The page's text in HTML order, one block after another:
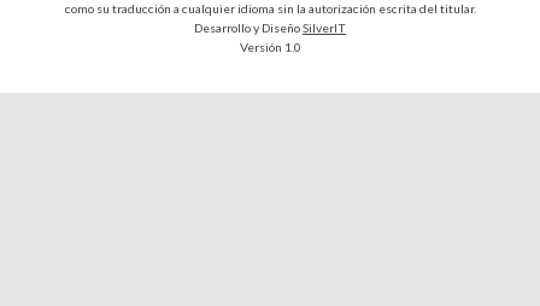
como su traducción a cualquier idioma sin la autorización escrita del titular.
Desarrollo y DiseñoSilverIT
Versión 1.0